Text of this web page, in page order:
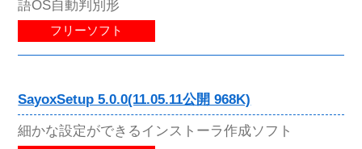
語OS自動判別形
フリーソフト
SayoxSetup 5.0.0(11.05.11公開 968K)
細かな設定ができるインストーラ作成ソフト